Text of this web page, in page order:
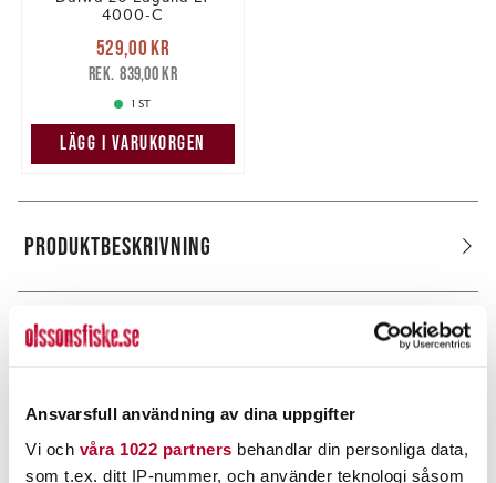
Ansvarsfull användning av dina uppgifter
Vi och våra 1022 partners behandlar din personliga data,
som t.ex. ditt IP-nummer, och använder teknologi såsom
4000-C
Nuvarande pris
529,00 krTidigare pris
839,00 kr
529,00 kr
839,00 kr
1 ST
LÄGG I VARUKORGEN
PRODUKTBESKRIVNING